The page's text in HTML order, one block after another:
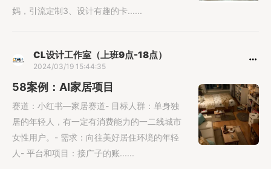
妈，引流定制3、设计有趣的卡......
CL设计工作室（上班9点-18点）
2024/03/19 15:44:35
58案例：AI家居项目
赛道：小红书—家居赛道- 目标人群：单身独
居的年轻人，有一定有消费能力的一二线城市
女性用户。- 需求：向往美好居住环境的年轻
人- 平台和项目：接广子的账......